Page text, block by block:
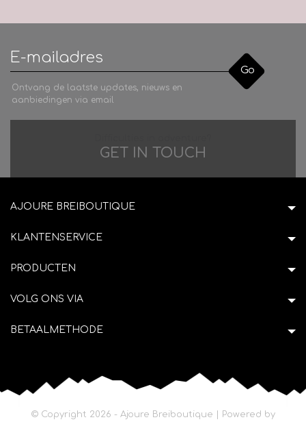
Go
Ontvang de laatste updates, nieuws en
aanbiedingen via email
GET IN TOUCH
AJOURE BREIBOUTIQUE
KLANTENSERVICE
PRODUCTEN
VOLG ONS VIA
BETAALMETHODE
© Copyright 2026 - Ajoure Breiboutique | Powered by